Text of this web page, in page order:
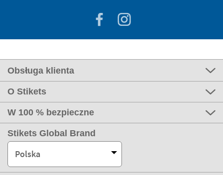
Obsługa klienta
O Stikets
W 100 % bezpieczne
Stikets Global Brand
Polska